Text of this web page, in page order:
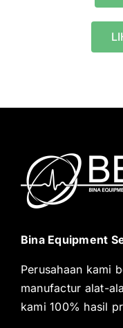
Bina Equipment
Perusahaan kami
manufactur alat-
kami 100% hasil